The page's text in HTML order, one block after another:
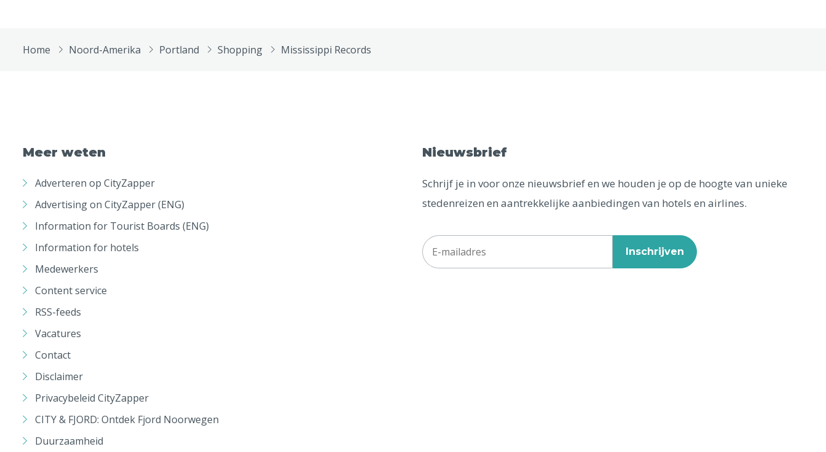
Home Noord-Amerika Portland Shopping Mississippi Records
Meer weten
Adverteren op CityZapper
Advertising on CityZapper (ENG)
Information for Tourist Boards (ENG)
Information for hotels
Medewerkers
Content service
RSS-feeds
Vacatures
Contact
Disclaimer
Privacybeleid CityZapper
CITY & FJORD: Ontdek Fjord Noorwegen
Duurzaamheid
Nieuwsbrief
Schrijf je in voor onze nieuwsbrief en we houden je op de hoogte van unieke
stedenreizen en aantrekkelijke aanbiedingen van hotels en airlines.
Inschrijven